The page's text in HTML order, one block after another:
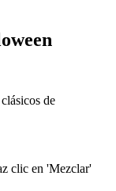
de
clic en 'Mezclar'